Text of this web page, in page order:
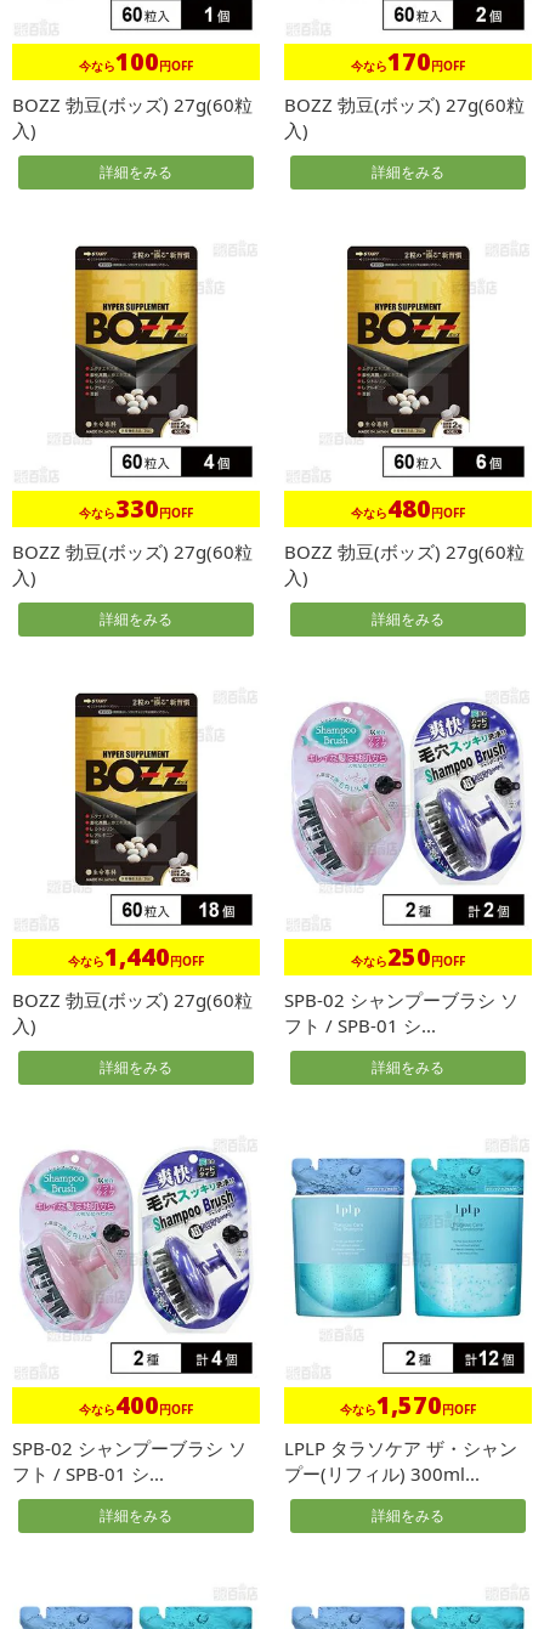
今なら100円OFF
BOZZ 勃豆(ボッズ) 27g(60粒
入)
詳細をみる
今なら170円OFF
BOZZ 勃豆(ボッズ) 27g(60粒
入)
詳細をみる
今なら330円OFF
BOZZ 勃豆(ボッズ) 27g(60粒
入)
詳細をみる
今なら480円OFF
BOZZ 勃豆(ボッズ) 27g(60粒
入)
詳細をみる
今なら1,440円OFF
BOZZ 勃豆(ボッズ) 27g(60粒
入)
詳細をみる
今なら250円OFF
SPB-02 シャンプーブラシ ソ
フト / SPB-01 シ...
詳細をみる
今なら400円OFF
SPB-02 シャンプーブラシ ソ
フト / SPB-01 シ...
詳細をみる
今なら1,570円OFF
LPLP タラソケア ザ・シャン
プー(リフィル) 300ml...
詳細をみる